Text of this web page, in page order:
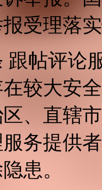
受理落
跟帖评论
较大安
、直辖
务提供
患。